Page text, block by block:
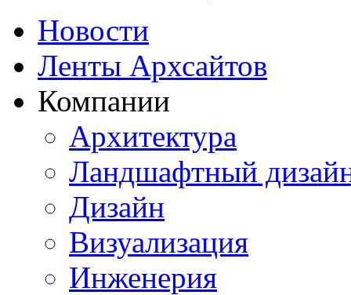
Новости
Ленты Архсайтов
Компании
Архитектура
Ландшафтный
Дизайн
Визуализация
Инженерия